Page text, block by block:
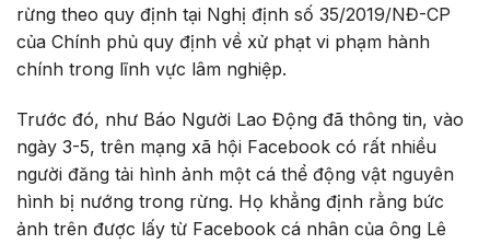
rừng theo quy định tại Nghị định số 35/2019/NĐ-CP
của Chính phủ quy định về xử phạt vi phạm hành
chính trong lĩnh vực lâm nghiệp.
Trước đó, như Báo Người Lao Động đã thông tin, vào
ngày 3-5, trên mạng xã hội Facebook có rất nhiều
người đăng tải hình ảnh một cá thể động vật nguyên
hình bị nướng trong rừng. Họ khẳng định rằng bức
ảnh trên được lấy từ Facebook cá nhân của ông Lê